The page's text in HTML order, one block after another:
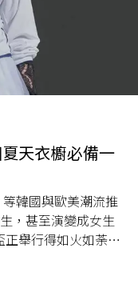
天衣櫥必備一
韓國與歐美潮流推
，甚至演變成女生
正舉行得如火如荼，
！